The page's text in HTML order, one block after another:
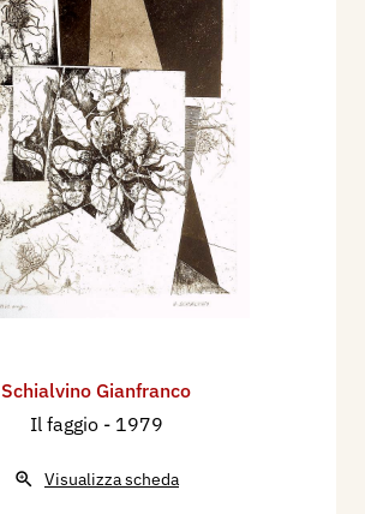
Schialvino ​Gianfranco
Il faggio - 1979
Visualizza scheda